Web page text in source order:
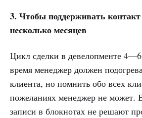
3. Чтобы поддерживать
несколько месяцев
Цикл сделки в девелопменте 4—6
время менеджер должен
клиента, но помнить обо всех
пожеланиях менеджер не может.
записи в блокнотах не решают